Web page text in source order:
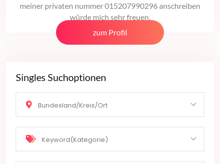
meiner privaten nummer 015207990296 anschreiben
würde mich sehr freuen.
zum Profil
Singles Suchoptionen
Bundesland/Kreis/Ort
Keyword(Kategorie)